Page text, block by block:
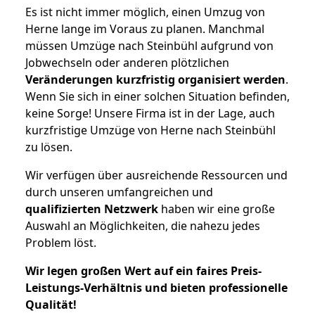
Es ist nicht immer möglich, einen Umzug von
Herne lange im Voraus zu planen. Manchmal
müssen Umzüge nach Steinbühl aufgrund von
Jobwechseln oder anderen plötzlichen
Veränderungen kurzfristig organisiert werden.
Wenn Sie sich in einer solchen Situation befinden,
keine Sorge! Unsere Firma ist in der Lage, auch
kurzfristige Umzüge von Herne nach Steinbühl
zu lösen.
Wir verfügen über ausreichende Ressourcen und
durch unseren umfangreichen und
qualifizierten Netzwerk haben wir eine große
Auswahl an Möglichkeiten, die nahezu jedes
Problem löst.
Wir legen großen Wert auf ein faires Preis-
Leistungs-Verhältnis und bieten professionelle
Qualität!